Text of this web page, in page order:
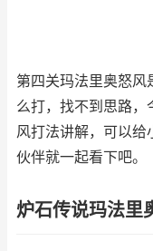
第四关玛法里奥怒风
么打，找不到思路，
风打法讲解，可以给
伙伴就一起看下吧。
炉石传说玛法里